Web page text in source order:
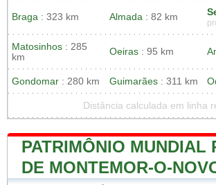
Braga : 323 km Almada : 82 km
Matosinhos : 285
km
Oeiras : 95 km
Gondomar : 280 km Guimarães : 311 km
Distância calculada em linha
PATRIMÔNIO MUNDIAL
DE MONTEMOR-O-